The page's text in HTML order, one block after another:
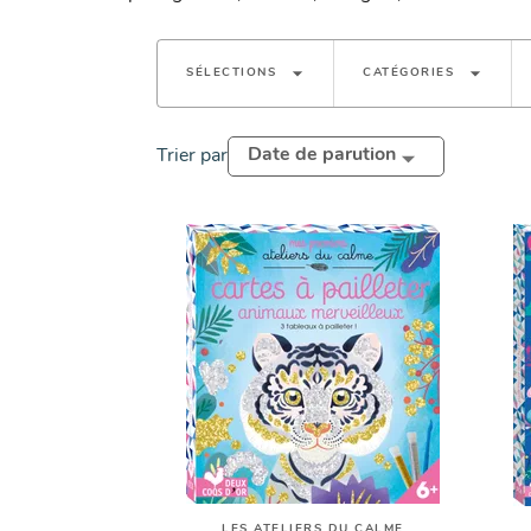
SÉLECTIONS arrow_drop_down CATÉGORIES arrow_drop_down
Trier par Date de parution